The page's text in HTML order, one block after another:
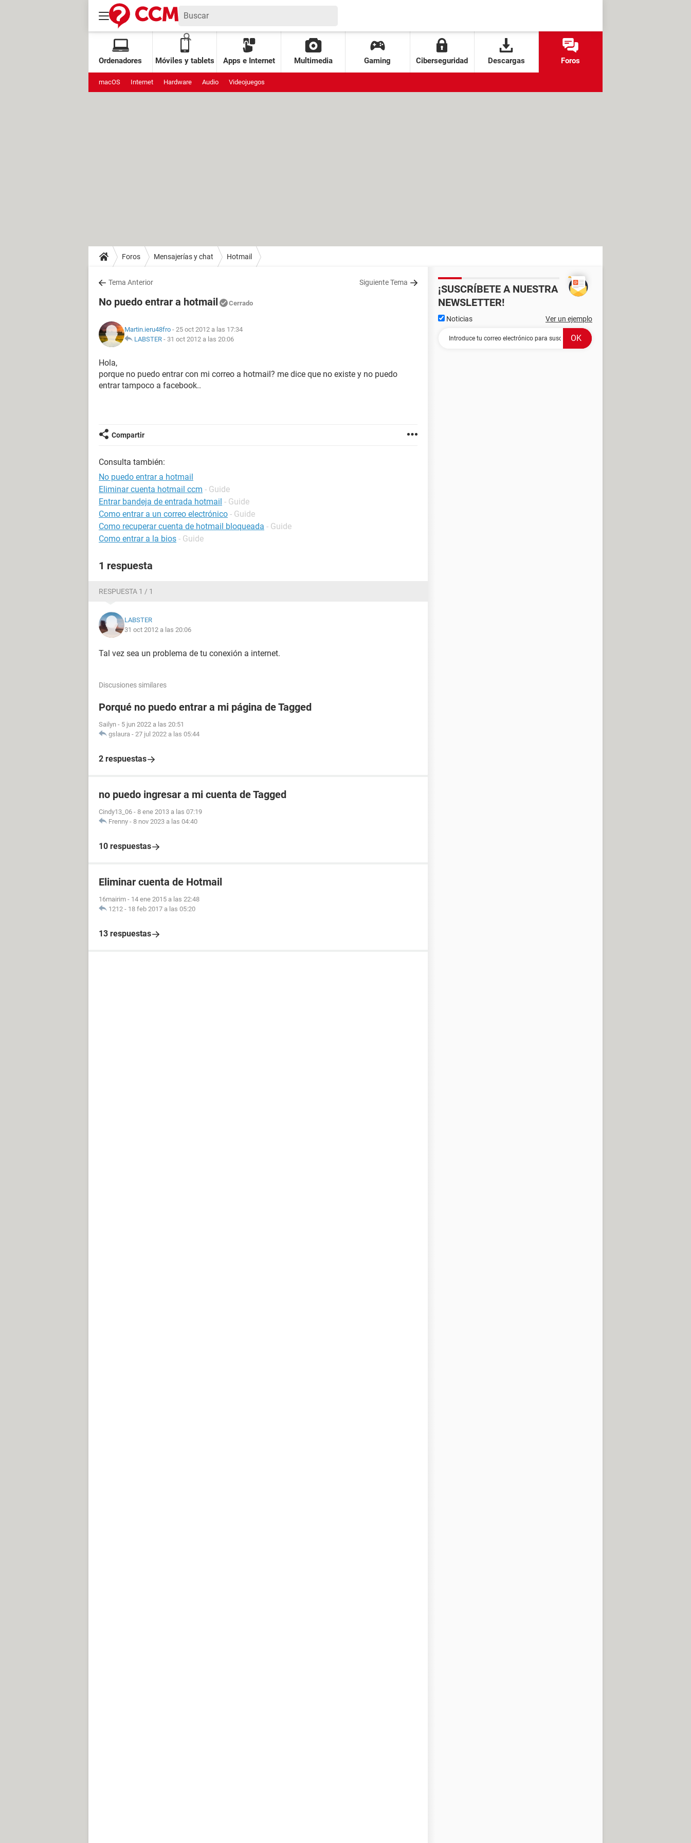
Ordenadores Móviles y tablets Apps e Internet Multimedia Gaming Ciberseguridad Descargas Foros
macOS Internet Hardware Audio Videojuegos
Foros Mensajerías y chat Hotmail
Tema Anterior Siguiente Tema
No puedo entrar a hotmail Cerrado
Martin.ieru48fro - 25 oct 2012 a las 17:34
LABSTER - 31 oct 2012 a las 20:06
Hola,
porque no puedo entrar con mi correo a hotmail? me dice que no existe y no puedo
entrar tampoco a facebook..
Compartir
Consulta también:
No puedo entrar a hotmail
Eliminar cuenta hotmail ccm - Guide
Entrar bandeja de entrada hotmail - Guide
Como entrar a un correo electrónico - Guide
Como recuperar cuenta de hotmail bloqueada - Guide
Como entrar a la bios - Guide
1 respuesta
RESPUESTA 1 / 1
LABSTER
31 oct 2012 a las 20:06
Tal vez sea un problema de tu conexión a internet.
Discusiones similares
Porqué no puedo entrar a mi página de Tagged
Sailyn - 5 jun 2022 a las 20:51
gslaura - 27 jul 2022 a las 05:44
2 respuestas
no puedo ingresar a mi cuenta de Tagged
Cindy13_06 - 8 ene 2013 a las 07:19
Frenny - 8 nov 2023 a las 04:40
10 respuestas
Eliminar cuenta de Hotmail
16mairim - 14 ene 2015 a las 22:48
1212 - 18 feb 2017 a las 05:20
13 respuestas
¡SUSCRÍBETE A NUESTRA
NEWSLETTER!
Noticias Ver un ejemplo